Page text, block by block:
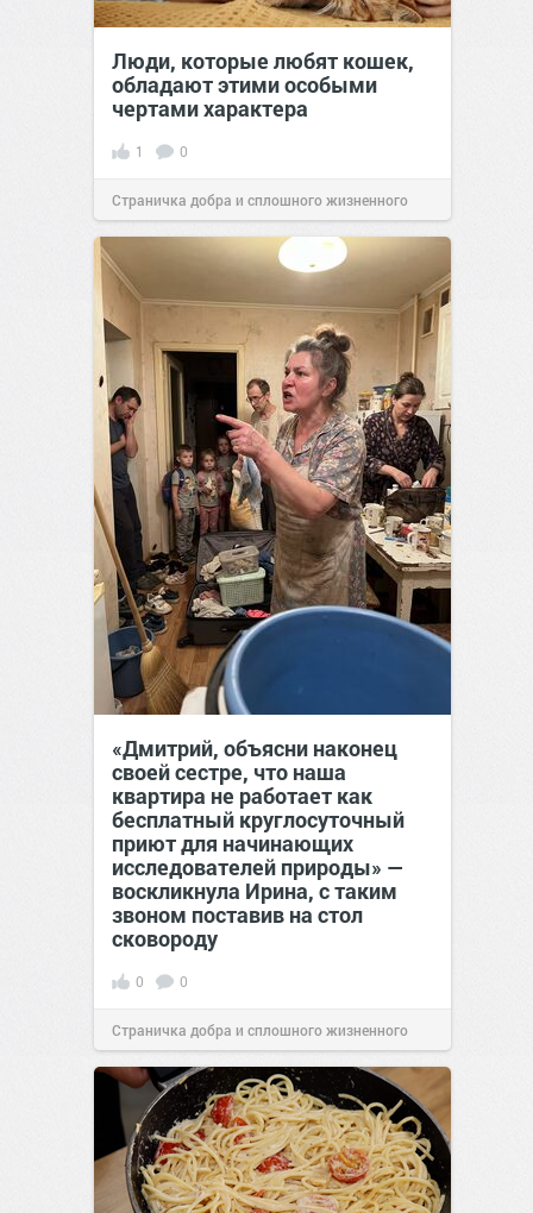
Люди, которые любят кошек,
обладают этими особыми
чертами характера
1 0
Страничка добра и сплошного жизненного
позитива!10:38Вчера
«Дмитрий, объясни наконец
своей сестре, что наша
квартира не работает как
бесплатный круглосуточный
приют для начинающих
исследователей природы» —
воскликнула Ирина, с таким
звоном поставив на стол
сковороду
0 0
Страничка добра и сплошного жизненного
позитива!00:28Вчера